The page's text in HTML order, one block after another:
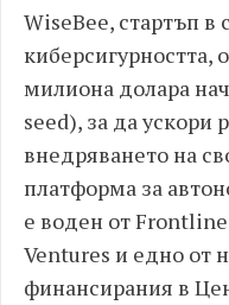
WiseBee, стартъп в
киберсигурността,
милиона долара
seed), за да ускори
внедряването на
платформа за
е воден от
Ventures и едно от
финансирания в